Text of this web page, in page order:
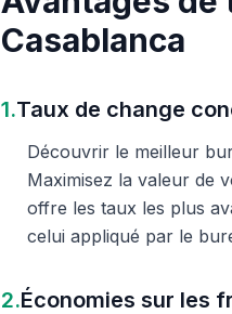
Casablanca
1.Taux de change
Découvrir le meilleur
Maximisez la valeur de
offre les taux les plus
celui appliqué par le
2.Économies sur les